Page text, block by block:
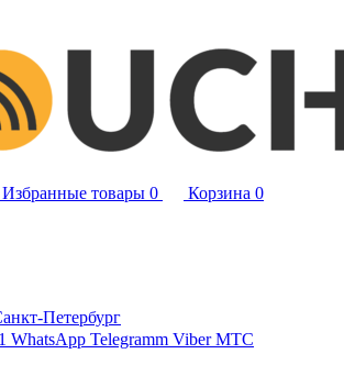
Избранные товары 0 Корзина 0
Петербург
WhatsApp Telegramm Viber МТС